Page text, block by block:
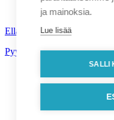
Ella Soft kuulakärki- tai
Pyydä tarjous!
ja mainoksia.
Lue lisää
SALLI